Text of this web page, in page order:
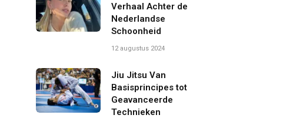
Verhaal Achter de
Nederlandse
Schoonheid
12 augustus 2024
Jiu Jitsu Van
Basisprincipes tot
Geavanceerde
Technieken